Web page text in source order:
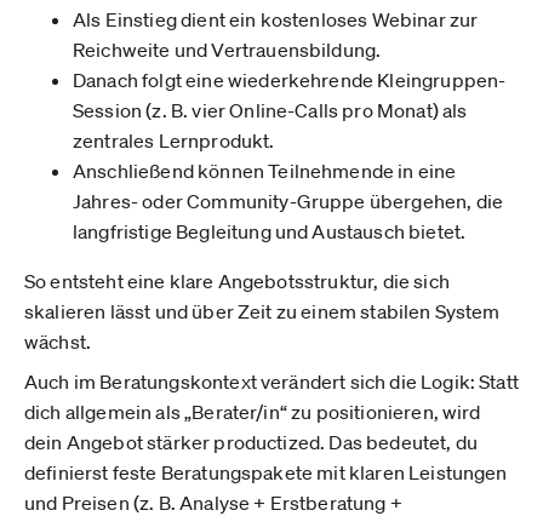
Als Einstieg dient ein kostenloses Webinar zur
Reichweite und Vertrauensbildung.
Danach folgt eine wiederkehrende Kleingruppen-
Session (z. B. vier Online-Calls pro Monat) als
zentrales Lernprodukt.
Anschließend können Teilnehmende in eine
Jahres- oder Community-Gruppe übergehen, die
langfristige Begleitung und Austausch bietet.
So entsteht eine klare Angebotsstruktur, die sich
skalieren lässt und über Zeit zu einem stabilen System
wächst.
Auch im Beratungskontext verändert sich die Logik: Statt
dich allgemein als „Berater/in“ zu positionieren, wird
dein Angebot stärker productized. Das bedeutet, du
definierst feste Beratungspakete mit klaren Leistungen
und Preisen (z. B. Analyse + Erstberatung +